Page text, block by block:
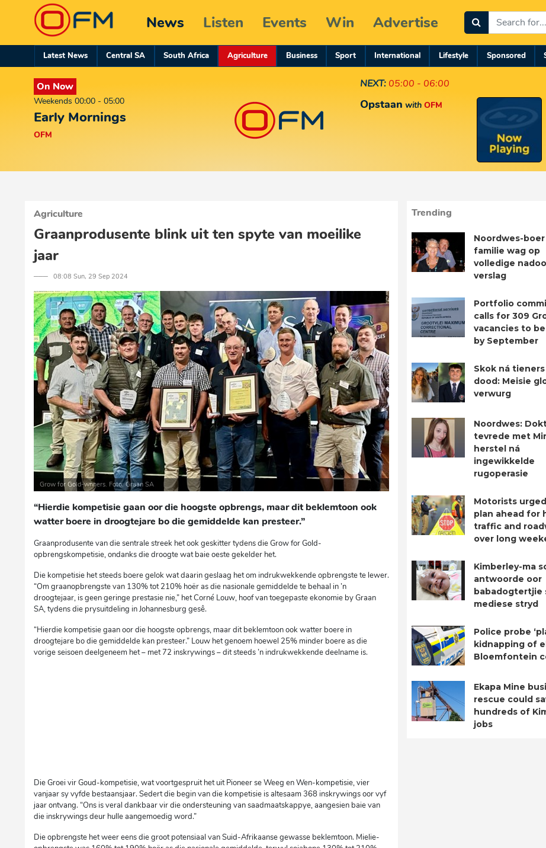
News Listen Events Win Advertise
Latest News Central SA South Africa Agriculture Business Sport International Lifestyle Sponsored
On Now
Weekends 00:00 - 05:00
Early Mornings
OFM
NEXT: 05:00 - 06:00
Opstaan with OFM
Agriculture
Graanprodusente blink uit ten spyte van moeilike
jaar
─── 08:08 Sun, 29 Sep 2024
Grow for Gold-wnners. Foto: Graan SA
“Hierdie kompetisie gaan oor die hoogste opbrengs, maar dit beklemtoon ook
watter boere in droogtejare bo die gemiddelde kan presteer.”
Graanprodusente van die sentrale streek het ook geskitter tydens die Grow for Gold-
opbrengskompetisie, ondanks die droogte wat baie oeste gekelder het.
Die kompetisie het steeds boere gelok wat daarin geslaag het om indrukwekkende opbrengste te lewer.
“Om graanopbrengste van 130% tot 210% hoër as die nasionale gemiddelde te behaal in ’n
droogtejaar, is geen geringe prestasie nie,” het Corné Louw, hoof van toegepaste ekonomie by Graan
SA, tydens die prysuitdeling in Johannesburg gesê.
“Hierdie kompetisie gaan oor die hoogste opbrengs, maar dit beklemtoon ook watter boere in
droogtejare bo die gemiddelde kan presteer.” Louw het genoem hoewel 25% minder boere as die
vorige seisoen deelgeneem het – met 72 inskrywings – dit steeds ’n indrukwekkende deelname is.
Die Groei vir Goud-kompetisie, wat voortgespruit het uit Pioneer se Weeg en Wen-kompetisie, vier
vanjaar sy vyfde bestaansjaar. Sedert die begin van die kompetisie is altesaam 368 inskrywings oor vyf
jaar ontvang. “Ons is veral dankbaar vir die ondersteuning van saadmaatskappye, aangesien baie van
die inskrywings deur hulle aangemoedig word.”
Die opbrengste het weer eens die groot potensiaal van Suid-Afrikaanse gewasse beklemtoon. Mielie-
Trending
Noordwes-boer
familie wag op
volledige
verslag
Portfolio
calls for 309
vacancies to
by September
Skok ná tieners
dood: Meisie
verwurg
Noordwes:
tevrede met
herstel ná
ingewikkelde
rugoperasie
Motorists
plan ahead for
traffic and
over long
Kimberley-ma
antwoorde oor
babadogtertjie
mediese stryd
Police probe
kidnapping of
Bloemfontein
Ekapa Mine
rescue could
hundreds of
jobs